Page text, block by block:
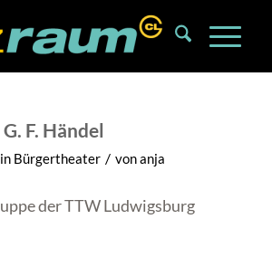
F. Händel
in Bürgertheater / vonanja
der TTW Ludwigsburg